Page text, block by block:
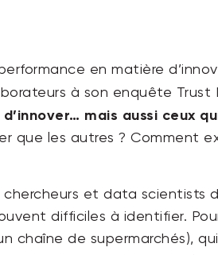
en matière
à son enquête Trust
mais aussi ceux
que les autres ? Comment
chercheurs et data scientists
difficiles à identifier.
chaîne de supermarchés),